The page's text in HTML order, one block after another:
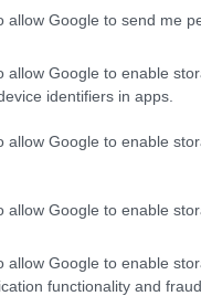
allow Google to send me
allow Google to enable
identifiers in apps.
allow Google to enable
allow Google to enable
allow Google to enable
functionality and
con
sulla nostra
un giorno migliore
una città
guidata da
quella dei
a quella del